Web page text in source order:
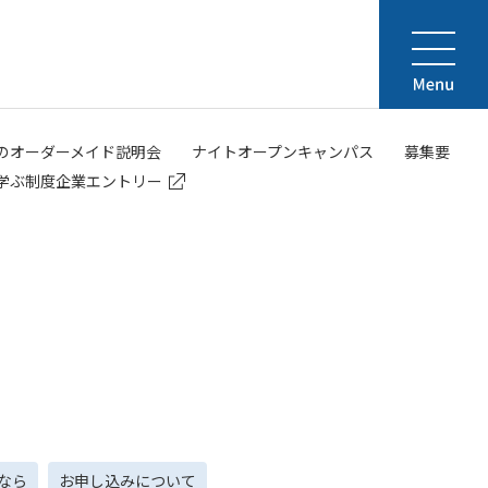
オーダーメイド説明会 ナイトオープンキャンパス
募集要
ぶ制度企業エントリー
ら お申し込みについて